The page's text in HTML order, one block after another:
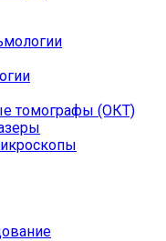
томографы (ОКТ)